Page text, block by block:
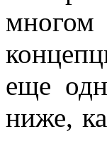
еще
ниже,